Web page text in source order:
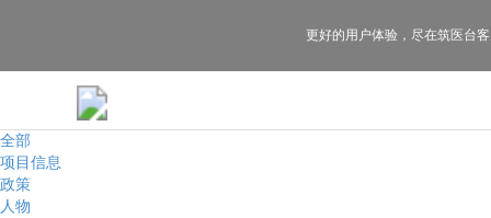
全部
项目信息
政策
人物
更好的用户体验， 尽在筑医台